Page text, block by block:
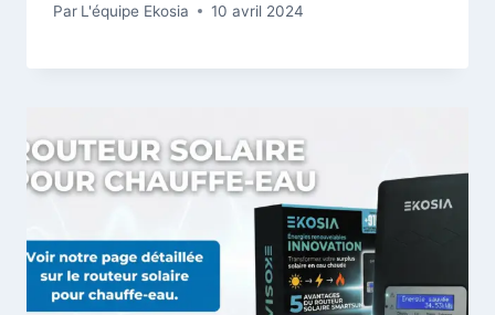
Par L'équipe Ekosia 10 avril 2024